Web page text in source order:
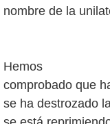
nombre de la
Hemos
comprobado que
se ha destrozado